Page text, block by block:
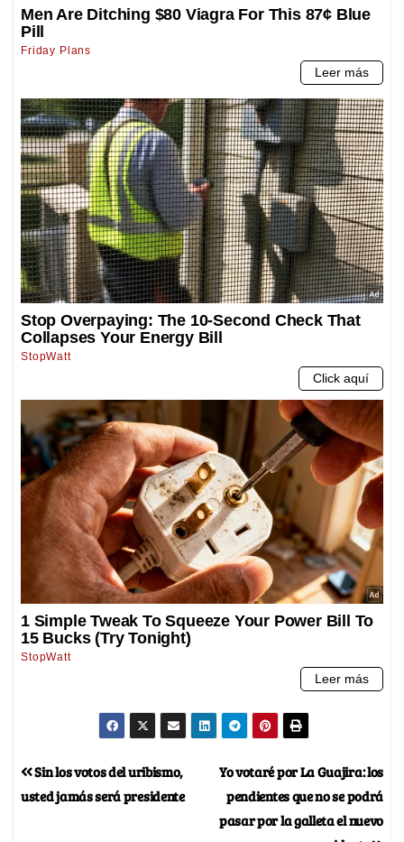
Yo votaré por La Guajira: los
pendientes que no se podrá
pasar por la galleta el nuevo
Sin los votos del uribismo,
usted jamás será presidente